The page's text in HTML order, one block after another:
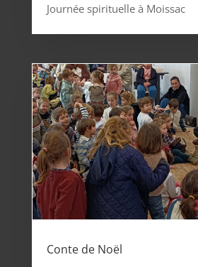
Journée spirituelle à Moissac
Conte de Noël